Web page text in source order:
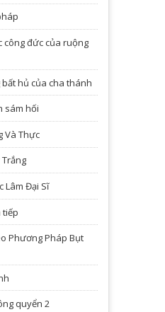
công đức của ruộng
hủ của cha thánh
sám hối
Và Thực
Lâm Đại Sĩ
tiếp
Phương Pháp Bụt
quyển 2